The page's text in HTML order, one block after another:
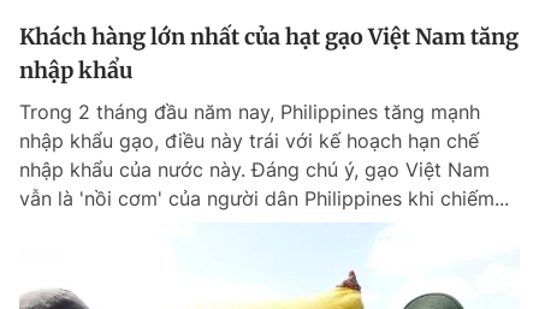
Khách hàng lớn nhất của hạt gạo Việt Nam tăng
nhập khẩu
Trong 2 tháng đầu năm nay, Philippines tăng mạnh
nhập khẩu gạo, điều này trái với kế hoạch hạn chế
nhập khẩu của nước này. Đáng chú ý, gạo Việt Nam
vẫn là 'nồi cơm' của người dân Philippines khi chiếm...